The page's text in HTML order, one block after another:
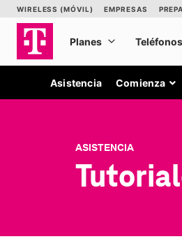
Asistencia Comienza
ASISTENCIA